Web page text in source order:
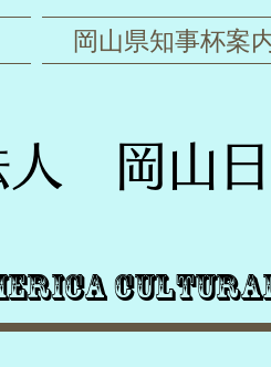
岡山県知事杯案
人 岡山